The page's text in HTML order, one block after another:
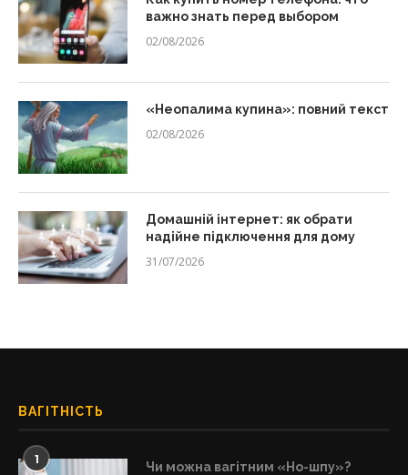
важно знать перед выбором
02/08/2026
«Неопалима купина»: повний текст
02/08/2026
Домашній інтернет: як обрати
надійне підключення для дому
31/07/2026
ВАГІТНІСТЬ
1 Чи можна вагітним «Но-шпу»?